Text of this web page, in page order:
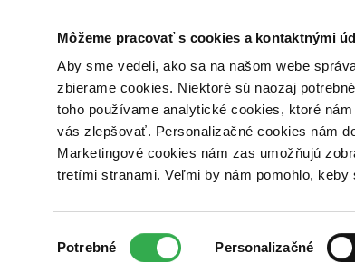
Môžeme pracovať s cookies a kontaktnými
Aby sme vedeli, ako sa na našom webe
zbierame cookies. Niektoré sú naozaj
toho používame analytické cookies, ktoré
vás zlepšovať. Personalizačné cookies nám
Marketingové cookies nám zas umožňujú
tretími stranami. Veľmi by nám pomohlo,
súhlasu
Potrebné Personalizačné